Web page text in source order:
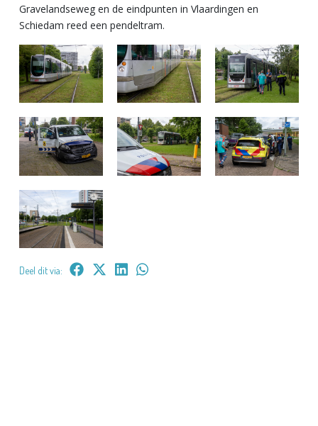
Gravelandseweg en de eindpunten in Vlaardingen en
Schiedam reed een pendeltram.
Deel dit via: